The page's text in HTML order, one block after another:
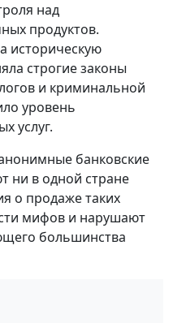
над
продуктов.
историческую
строгие законы
и криминальной
уровень
услуг.
банковские
ни в одной стране
о продаже таких
мифов и нарушают
большинства